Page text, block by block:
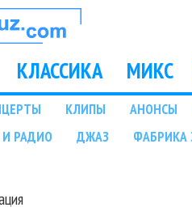
КЛАССИКА МИКС
КЛИПЫ АНОНСЫ
РАДИО ДЖАЗ ФАБРИКА